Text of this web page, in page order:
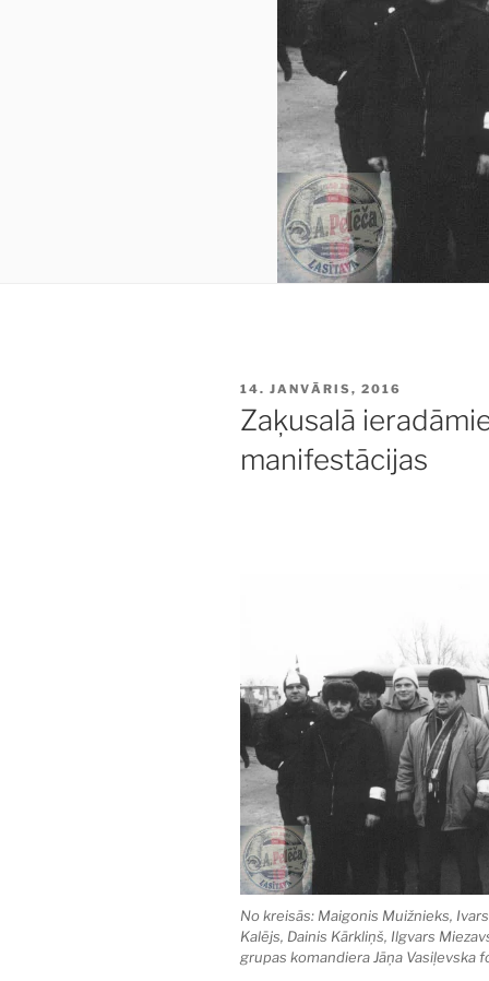
PUBLICĒTS
14. JANVĀRIS, 2016
Zaķusalā
manifestācijas
No kreisās: Maigonis Muižnieks,
Kalējs, Dainis Kārkliņš, Ilgvars
grupas komandiera Jāņa Vasiļevska